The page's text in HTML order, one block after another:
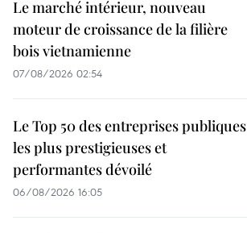
Le marché intérieur, nouveau
moteur de croissance de la filière
bois vietnamienne
07/08/2026 02:54
Le Top 50 des entreprises publiques
les plus prestigieuses et
performantes dévoilé
06/08/2026 16:05